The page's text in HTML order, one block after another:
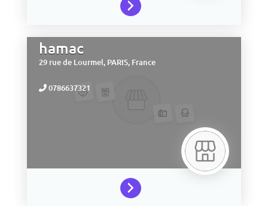
hamac
29 rue de Lourmel,PARIS,France
0786637321